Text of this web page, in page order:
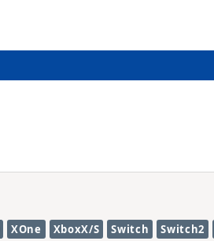
XOne XboxX/S Switch Switch2